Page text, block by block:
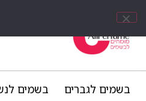
בשמים לגברים בשמים